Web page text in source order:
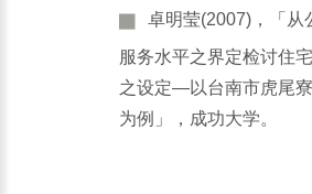
卓明莹(2007)，「从
服务水平之界定检讨住
之设定—以台南市虎尾
为例」，成功大学。